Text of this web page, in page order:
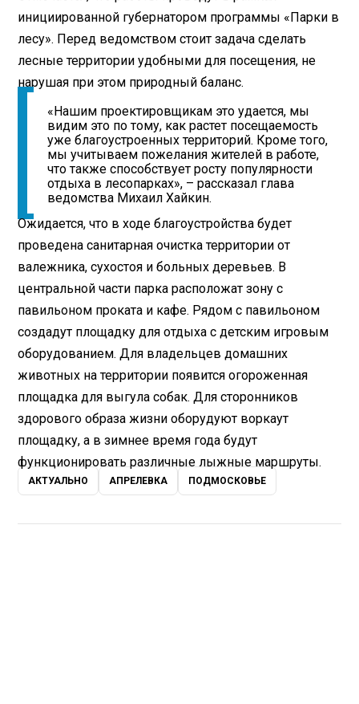
инициированной губернатором программы «Парки в
лесу». Перед ведомством стоит задача сделать
лесные территории удобными для посещения, не
нарушая при этом природный баланс.
«Нашим проектировщикам это удается, мы
видим это по тому, как растет посещаемость
уже благоустроенных территорий. Кроме того,
мы учитываем пожелания жителей в работе,
что также способствует росту популярности
отдыха в лесопарках», – рассказал глава
ведомства Михаил Хайкин.
Ожидается, что в ходе благоустройства будет
проведена санитарная очистка территории от
валежника, сухостоя и больных деревьев. В
центральной части парка расположат зону с
павильоном проката и кафе. Рядом с павильоном
создадут площадку для отдыха с детским игровым
оборудованием. Для владельцев домашних
животных на территории появится огороженная
площадка для выгула собак. Для сторонников
здорового образа жизни оборудуют воркаут
площадку, а в зимнее время года будут
функционировать различные лыжные маршруты.
АКТУАЛЬНО АПРЕЛЕВКА ПОДМОСКОВЬЕ